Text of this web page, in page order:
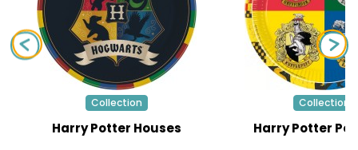
Collection
Harry Potter Houses
Collection
Harry Potter